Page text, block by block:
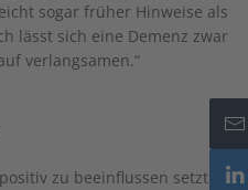
sogar früher Hinweise als
lässt sich eine Demenz zwar
verlangsamen.“
zu beeinflussen setzt